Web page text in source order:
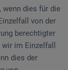
wenn dies für die
von der
berechtigter
im Einzelfall
dies der